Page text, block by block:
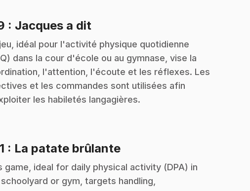
: Jacques a dit
idéal pour l'activité physique quotidienne
dans la cour d'école ou au gymnase, vise la
l'attention, l'écoute et les réflexes. Les
et les commandes sont utilisées afin
les habiletés langagières.
: La patate brûlante.
game, ideal for daily physical activity (DPA) in
or gym, targets handling,